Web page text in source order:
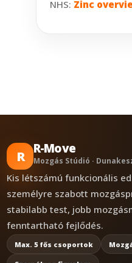
NHS: Zinc
R R-Move
Mozgás Stúdió ·
Kis létszámú funkcionális
személyre szabott
stabilabb test, jobb
fenntartható fejlődés.
Max. 5 fős csoportok